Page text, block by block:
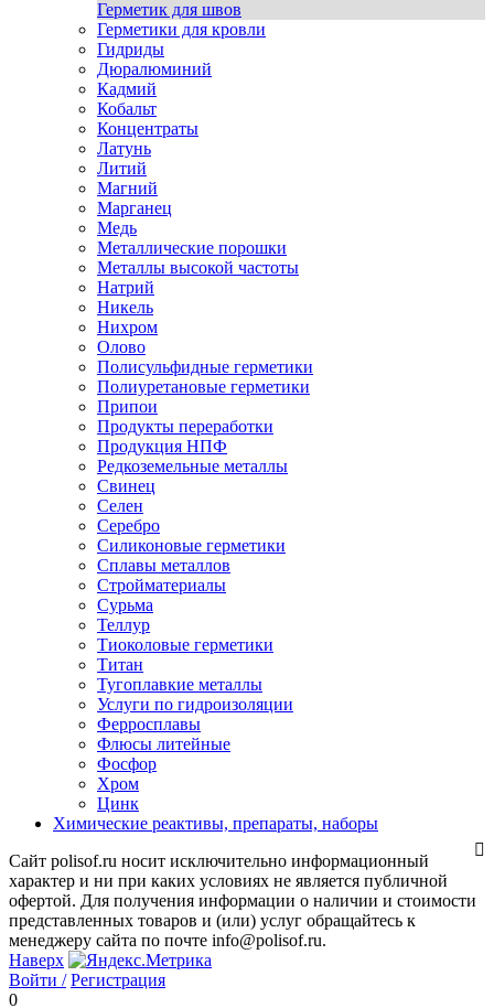
Герметик для швов
Герметики для кровли
Гидриды
Дюралюминий
Кадмий
Кобальт
Концентраты
Латунь
Литий
Магний
Марганец
Медь
Металлические порошки
Металлы высокой частоты
Натрий
Никель
Нихром
Олово
Полисульфидные герметики
Полиуретановые герметики
Припои
Продукты переработки
Продукция НПФ
Редкоземельные металлы
Свинец
Селен
Серебро
Силиконовые герметики
Сплавы металлов
Стройматериалы
Сурьма
Теллур
Тиоколовые герметики
Титан
Тугоплавкие металлы
Услуги по гидроизоляции
Ферросплавы
Флюсы литейные
Фосфор
Хром
Цинк
Химические реактивы, препараты, наборы
Сайт polisof.ru носит исключительно информационный
характер и ни при каких условиях не является публичной
офертой. Для получения информации о наличии и стоимости
представленных товаров и (или) услуг обращайтесь к
менеджеру сайта по почте info@polisof.ru.
Наверх
Войти / Регистрация
0